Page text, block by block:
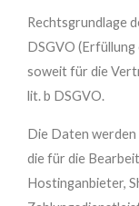
Rechtsgrundlage
DSGVO
soweit für die
lit. b DSGVO.
Die Daten werden
die für die
Hostinganbieter,